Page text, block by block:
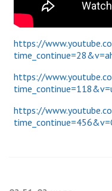
https://
https://
https://